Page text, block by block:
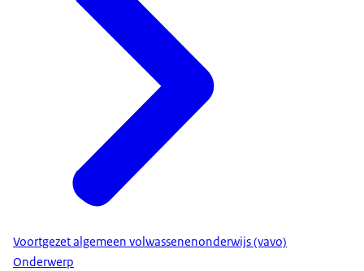
Voortgezet algemeen volwassenenonderwijs (vavo)
Onderwerp